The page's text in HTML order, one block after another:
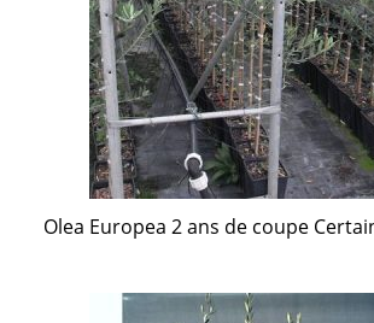
Olea Europea 2 ans de coupe